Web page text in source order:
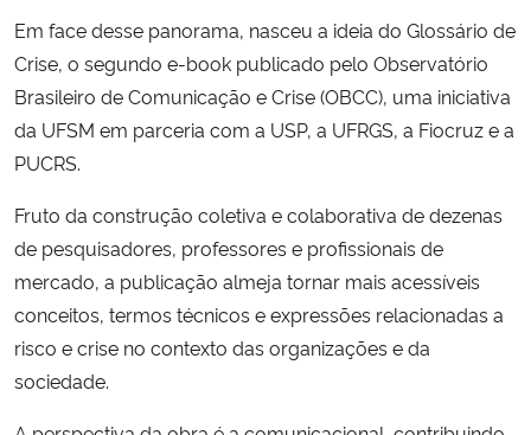
Em face desse panorama, nasceu a ideia do Glossário de
Crise, o segundo e-book publicado pelo Observatório
Brasileiro de Comunicação e Crise (OBCC), uma iniciativa
da UFSM em parceria com a USP, a UFRGS, a Fiocruz e a
PUCRS.
Fruto da construção coletiva e colaborativa de dezenas
de pesquisadores, professores e profissionais de
mercado, a publicação almeja tornar mais acessíveis
conceitos, termos técnicos e expressões relacionadas a
risco e crise no contexto das organizações e da
sociedade.